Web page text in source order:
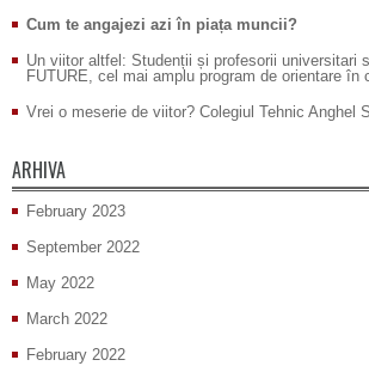
Cum te angajezi azi în piața muncii?
Un viitor altfel: Studenții și profesorii universitari
FUTURE, cel mai amplu program de orientare în
Vrei o meserie de viitor? Colegiul Tehnic Anghel
ARHIVA
February 2023
September 2022
May 2022
March 2022
February 2022